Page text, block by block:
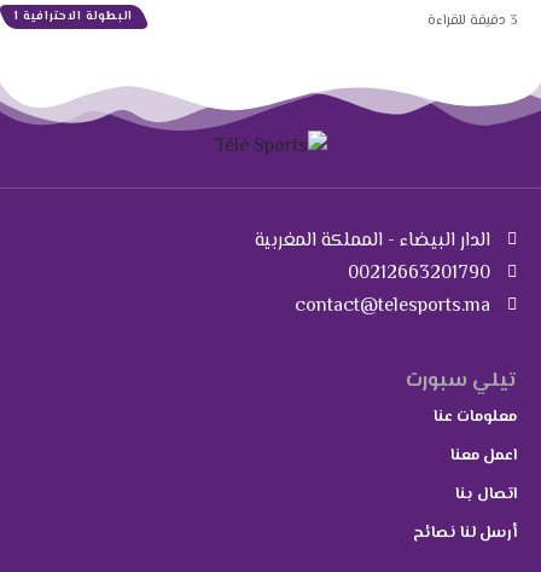
البطولة الاحترافية 1
الدار البيضاء - المملكة المغربية
00212663201790
contact@telesports.ma
تيلي سبورت
معلومات عنا
اعمل معنا
اتصال بنا
أرسل لنا نصائح